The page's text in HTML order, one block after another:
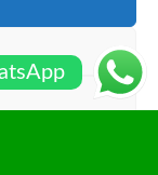
puertas
factor clave
entrada. Con
ecológica,
Esto incluye